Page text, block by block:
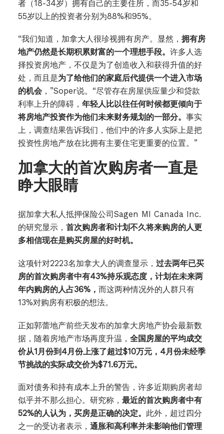
者（18-34岁）拥有自己的主要住所，而35-54岁和
55岁以上的投资者分别为88%和95%。
“我们知道，加拿大人很珍视拥有房产。显然， 拥有房
地产仍然是长期积累财富的一个理想手段。 许多人选
择投资房地产，不仅是为了创造收入和获得升值的好
处，而且是为了给他们的家庭后代提供一个进入市场
的机会，”Soper说。“尽管存在房屋供应量少和贷款
利率上升的障碍， 年轻人比以往任何时候都更倾向于
将房地产投资作为他们未来财务规划的一部分。 事实
上，调查结果告诉我们，他们中的许多人实际上是把
投资性房地产放在比拥有主要住宅更重要的位置。”
加拿大的首次购房者一直是
睁大眼睛
据加拿大私人抵押保险公司Sagen MI Canada Inc.
的研究显示， 首次购房者和计划不久将来购房的人更
多相信现在是购买房屋的好时机。
这项针对2223名加拿大人的调查显示， 过去两年已买
房的首次购房者中有43%持乐观态度，计划在未来两
年内购房的人占36%， 而这两种情况外的人群只有
13%对购房有积极的想法。
正如郭蕾地产前些天发布的加拿大房地产协会最新数
据，随着房地产市场再度升温， 全国房屋的平均成交
价从1月份到4月份上涨了超过$10万元，4月份未经季
节挑战的实际成交价为$71.6万元。
面对债务和持有成本上升的警告，许多近期购房者却
似乎并不那么担心。研究称， 最近的首次购房者中有
52%的人认为，买房是正确的决定。 此外，超过四分
之一的受访者表示， 通胀和高利率并未影响他们管理